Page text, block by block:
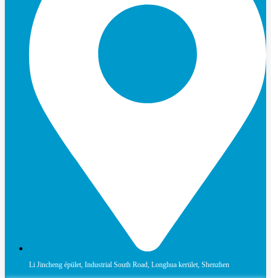
Li Jincheng épület, Industrial South Road, Longhua kerület, Shenzhen